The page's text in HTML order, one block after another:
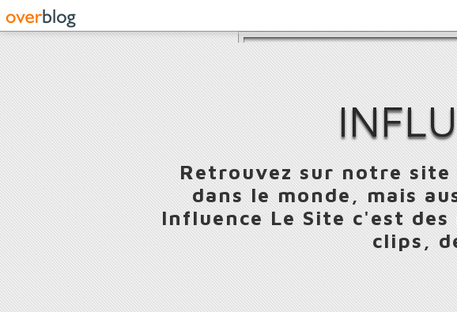
Retrouvez sur notre
dans le monde, mais
Influence Le Site c'est
clips,